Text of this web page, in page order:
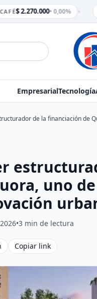
$ 2.270.000• 0,00%
EmpresarialTecnología
de la financiación de
uno
•3 min de lectura
Copiar link